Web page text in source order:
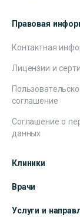
Правовая
Контактная
Лицензии и
соглашение
Соглашение о
данных
Клиники
Врачи
Услуги и